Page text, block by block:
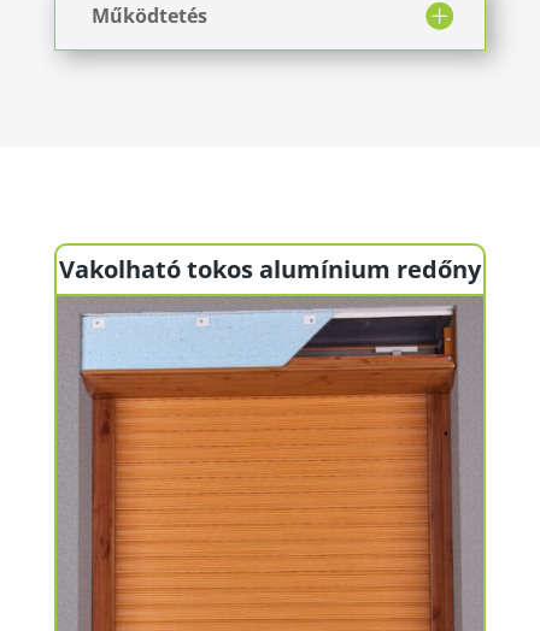
Működtetés
Vakolható tokos alumínium redőny